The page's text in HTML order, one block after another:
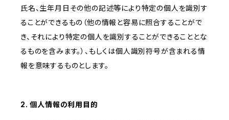
氏名、生年月日その他の記述等により特定の個人を識別す
ることができるもの（他の情報と容易に照合することがで
き、それにより特定の個人を識別することができることとな
るものを含みます。）、もしくは個人識別符号が含まれる情
報を意味するものとします。
2. 個人情報の利用目的